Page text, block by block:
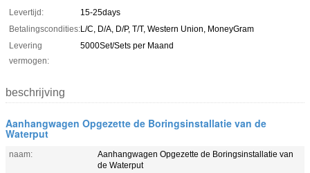
Levertijd:
15-25days
Betalingscondities:L/C, D/A, D/P, T/T, Western Union, MoneyGram
Levering
vermogen:
5000Set/Sets per Maand
beschrijving
Aanhangwagen Opgezette de Boringsinstallatie van de
Waterput
naam:
Aanhangwagen Opgezette de Boringsinstallatie van
de Waterput